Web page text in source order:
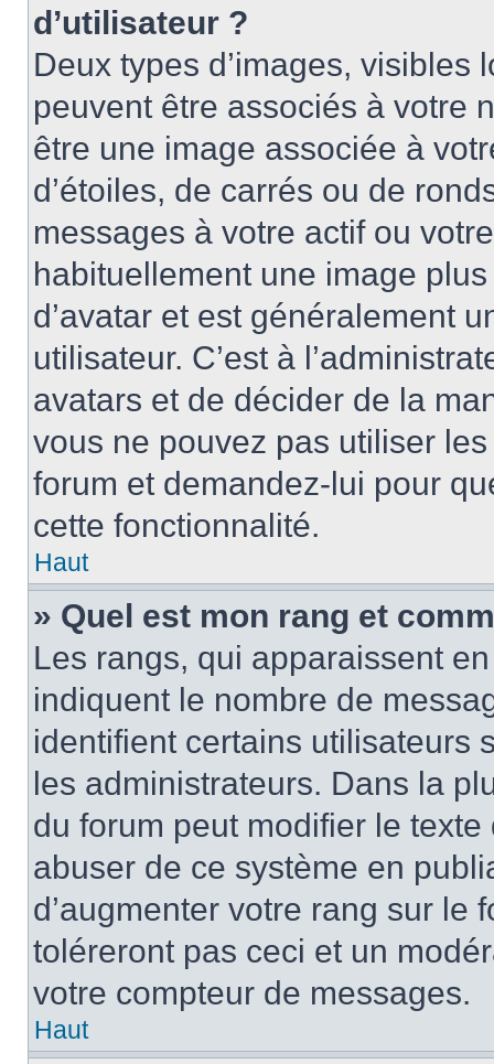
d’utilisateur ?
Deux types d’images,
peuvent être associés à votre
être une image associée à
d’étoiles, de carrés ou de
messages à votre actif ou
habituellement une image
d’avatar et est généralement
utilisateur. C’est à
avatars et de décider de la
vous ne pouvez pas utiliser
forum et demandez-lui pour
cette fonctionnalité.
Haut
» Quel est mon rang et
Les rangs, qui apparaissent
indiquent le nombre de
identifient certains utilisateurs
les administrateurs. Dans la
du forum peut modifier le
abuser de ce système en
d’augmenter votre rang sur le
toléreront pas ceci et un
votre compteur de messages.
Haut